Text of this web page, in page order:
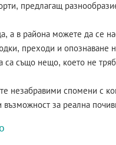
предлагащ
а в района можете да се
преходи и опознаване
също нещо, което не
незабравими спомени с
за реална